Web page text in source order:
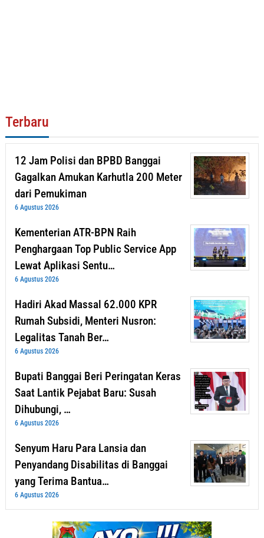
Terbaru
12 Jam Polisi dan BPBD Banggai
Gagalkan Amukan Karhutla 200 Meter
dari Pemukiman
6 Agustus 2026
Kementerian ATR-BPN Raih
Penghargaan Top Public Service App
Lewat Aplikasi Sentu…
6 Agustus 2026
Hadiri Akad Massal 62.000 KPR
Rumah Subsidi, Menteri Nusron:
Legalitas Tanah Ber…
6 Agustus 2026
Bupati Banggai Beri Peringatan Keras
Saat Lantik Pejabat Baru: Susah
Dihubungi, …
6 Agustus 2026
Senyum Haru Para Lansia dan
Penyandang Disabilitas di Banggai
yang Terima Bantua…
6 Agustus 2026